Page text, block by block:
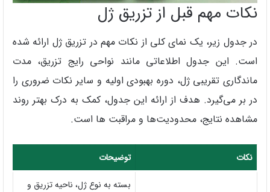
نکات مهم قبل از تزریق ژل
در جدول زیر، یک نمای کلی از نکات مهم در تزریق ژل ارائه شده
است. این جدول اطلاعاتی مانند نواحی رایج تزریق، مدت
ماندگاری تقریبی ژل، دوره بهبودی اولیه و سایر نکات ضروری را
در بر می‌گیرد. هدف از ارائه این جدول، کمک به درک بهتر روند
مشاهده نتایج، محدودیت‌ها و مراقبت ها است.
نکات توضیحات
بسته به نوع ژل، ناحیه تزریق و